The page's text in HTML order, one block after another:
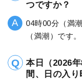
つですか？
04時00分（満
（満潮）です。
本日（2026
間、日の入